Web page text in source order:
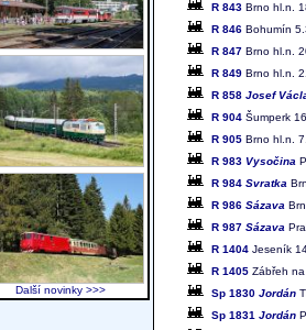
R 843 Brno hl.n.
R 846 Bohumín
R 847 Brno hl.n.
R 849 Brno hl.n.
R 858 Josef
R 904 Šumperk
R 905 Brno hl.n.
R 983 Vysočina
R 984 Svratka
R 986 Sázava
R 987 Sázava
R 1404 Jeseník
R 1405 Zábřeh
Sp 1830 Jordán
Sp 1831 Jordán
Další novinky >>>